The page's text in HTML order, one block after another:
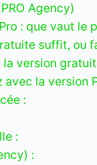
Agency)
: que vaut le
suffit, ou
la version
avec la version
:
:
: